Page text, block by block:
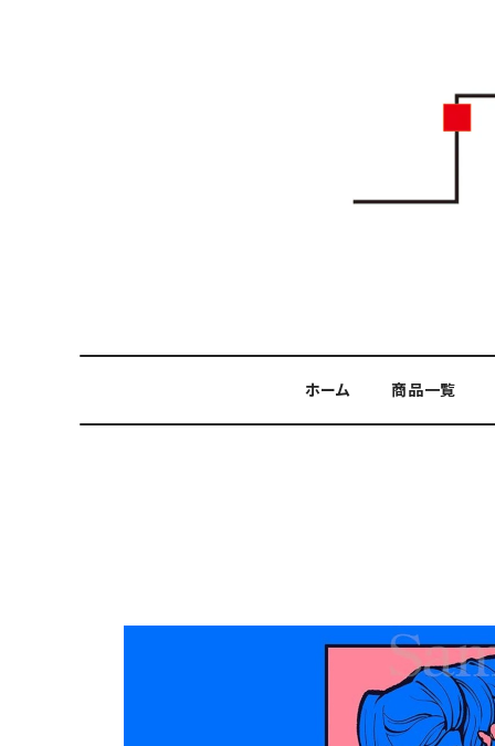
ホーム 商品一覧